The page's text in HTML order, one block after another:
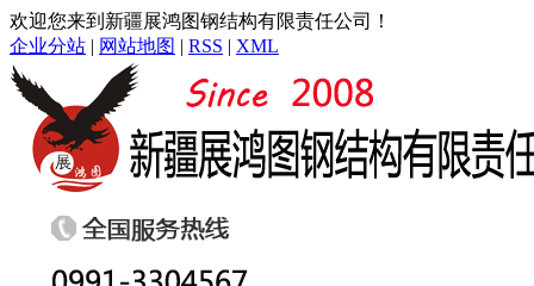
欢迎您来到新疆展鸿图钢结构有限责任公司！
企业分站 | 网站地图 | RSS | XML